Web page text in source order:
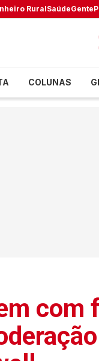
RuralSaúdeGente
COLUNAS
com